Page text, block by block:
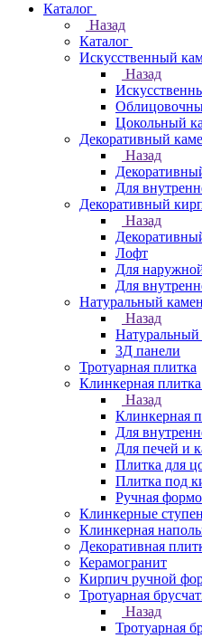
Каталог
Назад
Каталог
Искусственный
Назад
Цокольный
Декоративный
Назад
Для
Декоративный
Назад
Лофт
Для
Для
Натуральный
Назад
Натуральный
3Д панели
Тротуарная плитка
Клинкерная плитка
Назад
Клинкерная
Для
Для печей и
Плитка для
Плитка под
Ручная
Клинкерные
Клинкерная
Декоративная
Керамогранит
Кирпич ручной
Тротуарная
Назад
Тротуарная